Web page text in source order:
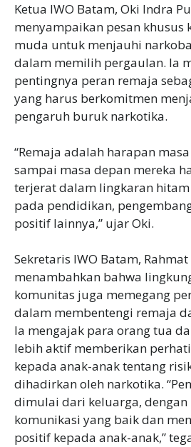
Ketua IWO Batam, Oki Indra
menyampaikan pesan khusus
muda untuk menjauhi
dalam memilih pergaulan. Ia
pentingnya peran remaja
yang harus berkomitmen
pengaruh buruk narkotika.
“Remaja adalah harapan
sampai masa depan mereka
terjerat dalam lingkaran
pada pendidikan,
positif lainnya,” ujar Oki.
Sekretaris IWO Batam,
menambahkan bahwa
komunitas juga memegang
dalam membentengi remaja
Ia mengajak para orang tua
lebih aktif memberikan
kepada anak-anak tentang
dihadirkan oleh narkotika.
dimulai dari keluarga,
komunikasi yang baik dan
positif kepada anak-anak,”